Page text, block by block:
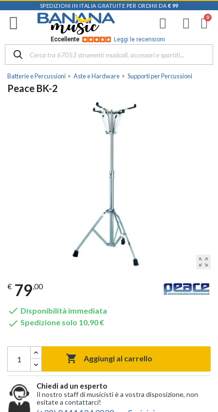
SPEDIZIONI IN ITALIA GRATUITE PER ORDINI DA € 99
Eccellente Leggi le recensioni
Batterie e Percussioni Aste e Hardware Supporti per Percussioni
Peace BK-2
zoom_out_map
€ 79,00
 Disponibilità immediata
 Spedizione solo 10,90 €
 Aggiungi al carrello
Chiedi ad un esperto
Il nostro staff di musicisti è a vostra disposizione, non
esitate a contattarci!